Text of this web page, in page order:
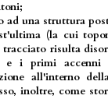
ad una struttura
(la cui
risulta
e i primi
all'interno
inoltre, come